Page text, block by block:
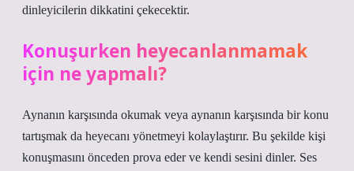
dinleyicilerin dikkatini çekecektir.
Konuşurken heyecanlanmamak
için ne yapmalı?
Aynanın karşısında okumak veya aynanın karşısında bir konu
tartışmak da heyecanı yönetmeyi kolaylaştırır. Bu şekilde kişi
konuşmasını önceden prova eder ve kendi sesini dinler. Ses